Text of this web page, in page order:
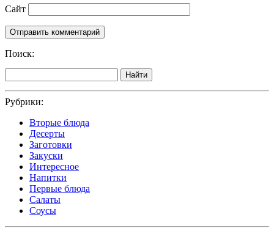
Сайт
Поиск:
Найти
Рубрики:
Вторые блюда
Десерты
Заготовки
Закуски
Интересное
Напитки
Первые блюда
Салаты
Соусы